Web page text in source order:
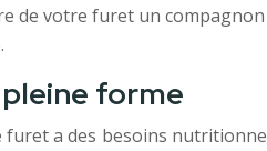
votre furet un
forme
a des besoins